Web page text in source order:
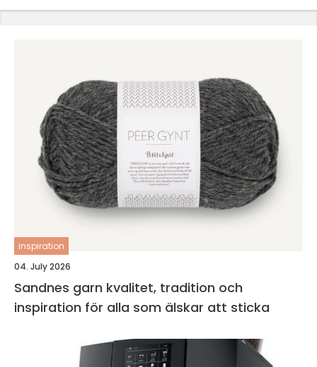
inspiration
04. July 2026
Sandnes garn kvalitet, tradition och
inspiration för alla som älskar att sticka